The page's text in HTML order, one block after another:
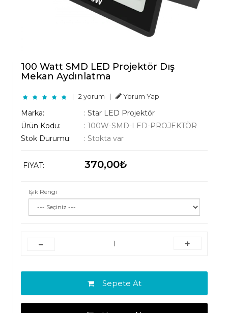
100 Watt SMD LED Projektör Dış
Mekan Aydınlatma
| 2 yorum | Yorum Yap
Marka: : Star LED Projektör
Ürün Kodu:
: 100W-SMD-LED-PROJEKTÖR
Stok Durumu:
: Stokta var
FIYAT: 370,00₺
Işık Rengi
Sepete At